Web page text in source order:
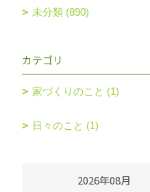
未分類 (890)
カテゴリ
家づくりのこと (1)
日々のこと (1)
2026年08月